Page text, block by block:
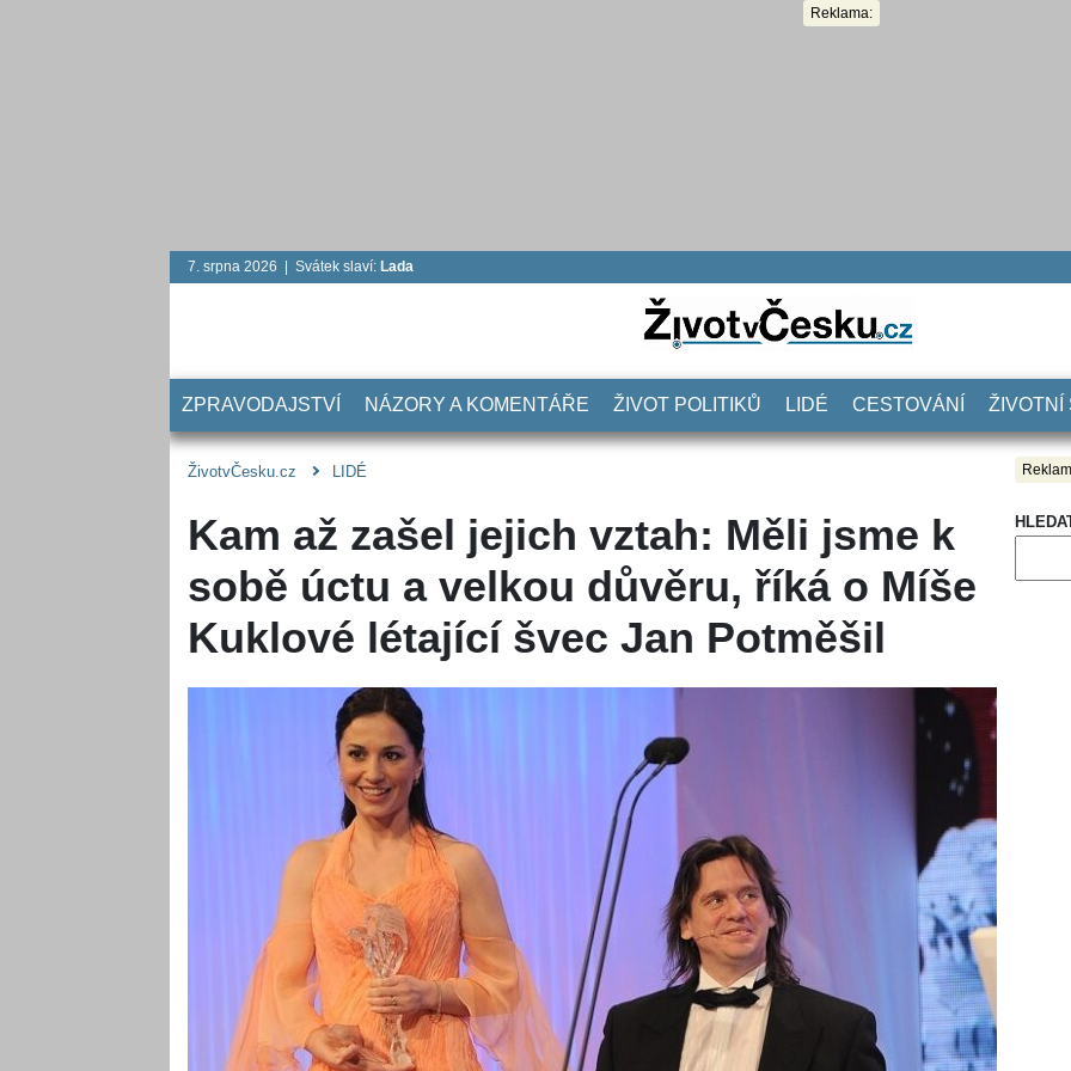
Reklama:
7. srpna 2026 | Svátek slaví: Lada
ZPRAVODAJSTVÍ NÁZORY A KOMENTÁŘE ŽIVOT POLITIKŮ LIDÉ CESTOVÁNÍ ŽIVOTNÍ
ŽivotvČesku.cz LIDÉ
Kam až zašel jejich vztah: Měli jsme k
sobě úctu a velkou důvěru, říká o Míše
Kuklové létající švec Jan Potměšil